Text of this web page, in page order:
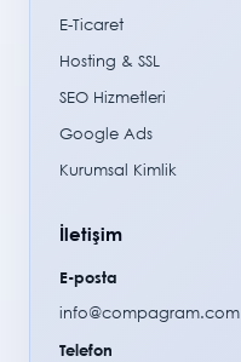
E-Ticaret
Hosting & SSL
SEO Hizmetleri
Google Ads
Kurumsal Kimlik
İletişim
E-posta
info@compagram.com
Telefon